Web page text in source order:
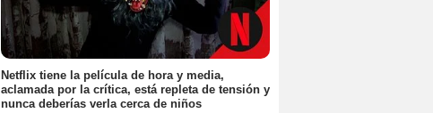
Netflix tiene la película de hora y media,
aclamada por la crítica, está repleta de tensión y
nunca deberías verla cerca de niños